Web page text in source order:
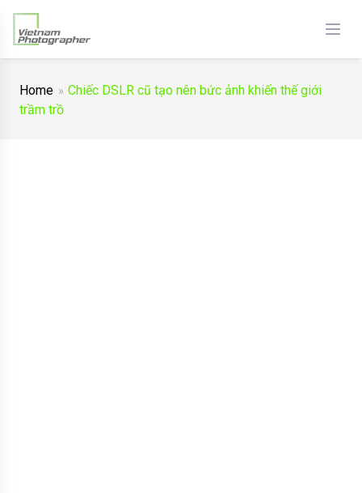
Home
Chiếc DSLR cũ tạo nên bức ảnh khiến thế giới
trầm trồ